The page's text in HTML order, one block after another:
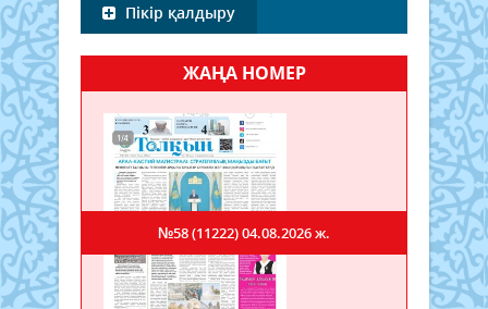
Пікір қалдыру
ЖАҢА НОМЕР
№58 (11222)04.08.2026 ж.